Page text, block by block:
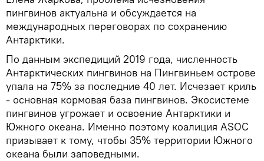
пингвинов актуальна и обсуждается на
международных переговорах по сохранению
Антарктики.
По данным экспедиций 2019 года, численность
Антарктических пингвинов на Пингвиньем острове
упала на 75% за последние 40 лет. Исчезает криль
- основная кормовая база пингвинов. Экосистеме
пингвинов угрожает и освоение Антарктики и
Южного океана. Именно поэтому коалиция ASOC
призывает к тому, чтобы 35% территории Южного
океана были заповедными.